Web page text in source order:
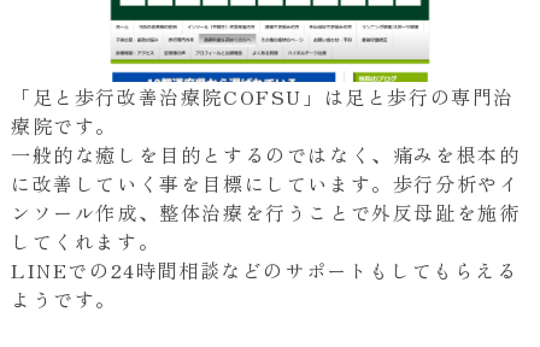
「足と歩行改善治療院COFSU」は足と歩行の専門治
療院です。
一般的な癒しを目的とするのではなく、痛みを根本的
に改善していく事を目標にしています。歩行分析やイ
ンソール作成、整体治療を行うことで外反母趾を施術
してくれます。
LINEでの24時間相談などのサポートもしてもらえる
ようです。